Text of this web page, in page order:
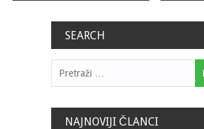
SEARCH
NAJNOVIJI ČLANCI